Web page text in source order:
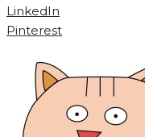
LinkedIn
Pinterest